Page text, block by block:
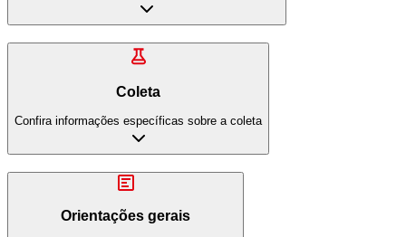
Coleta
Confira informações específicas sobre a coleta
Orientações gerais